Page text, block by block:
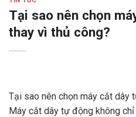
Tại sao nên chọn
thay vì thủ công?
Tại sao nên chọn máy cắt dây
Máy cắt dây tự động không